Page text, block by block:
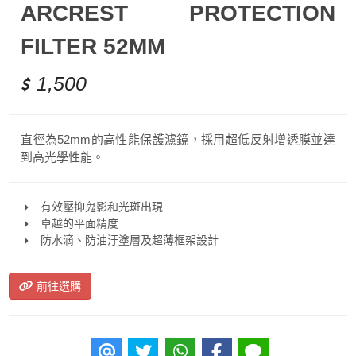
ARCREST PROTECTION
FILTER 52MM
1,500
直徑為52mm的高性能保護濾鏡，採用超低反射增透膜並達
到高光學性能。
有效壓抑鬼影和光斑出現
卓越的平面精度
防水滴、防油汙塗層及超薄框架設計
前往選購